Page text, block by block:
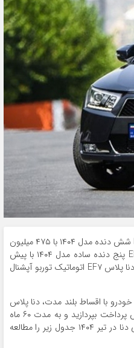
به گزارش راهبرد بانک،بر اساس آگهی‌های فروش اقساطی دنا پلاس در تیر ۱۴۰۴، دنا پلاس EF۷P شش دنده مدل ۱۴۰۴ با ۴۷۵ میلیون
تومان پیش پرداخت در ۳۰ قسط به مبلغ ۳۳ میلیون تومان به فروش می‌رسد و دنا پلاس EF۷ پنج دنده ساده مدل ۱۴۰۴ با پیش
پرداخت ۴۷۰ میلیونی و ۶۰ قسط به مبلغ ۱۴ میلیون و ۶۰۰ تومان پیش فروش میشود. همچنین دنا پلاس EF۷ اتوماتیک توربو آپشنال
با اقساط بلند مدت، دنا پلاس
EF۷ اتوماتیک توربو آپشنال مدل ۱۴۰۴ به چشم میخورد که باید حدود ۶۸۰ میلیون تومان پیش پرداخت بپردازید و به مدت ۶۰ ماه
اقساط ۲۵ میلیون و ۵۰۰ هزار تومانی پرداخت کنید. جهت اطلاع کامل از شرایط فروش اقساطی دنا در تیر ۱۴۰۴ جدول زیر را مطالعه
ضامن قرض الحسنه | شرایط
کم‌بهره | جزئیات ثبت درخواست